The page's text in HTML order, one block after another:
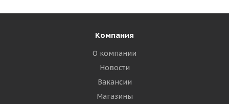
Компания
О компании
Новости
Вакансии
Магазины